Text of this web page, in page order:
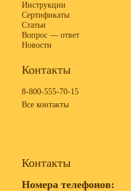
Инструкции
Сертификаты
Статьи
Вопрос — ответ
Новости
Контакты
8-800-555-70-15
Все контакты
Контакты
Номера телефонов: